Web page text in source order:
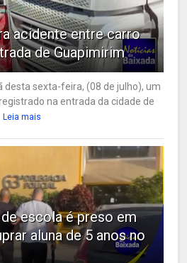
acidente entre carro
de Guapimirim
desta sexta-feira, (08 de julho), um
na entrada da cidade de
Leia mais
escola é preso em
aluna de 5 anos no